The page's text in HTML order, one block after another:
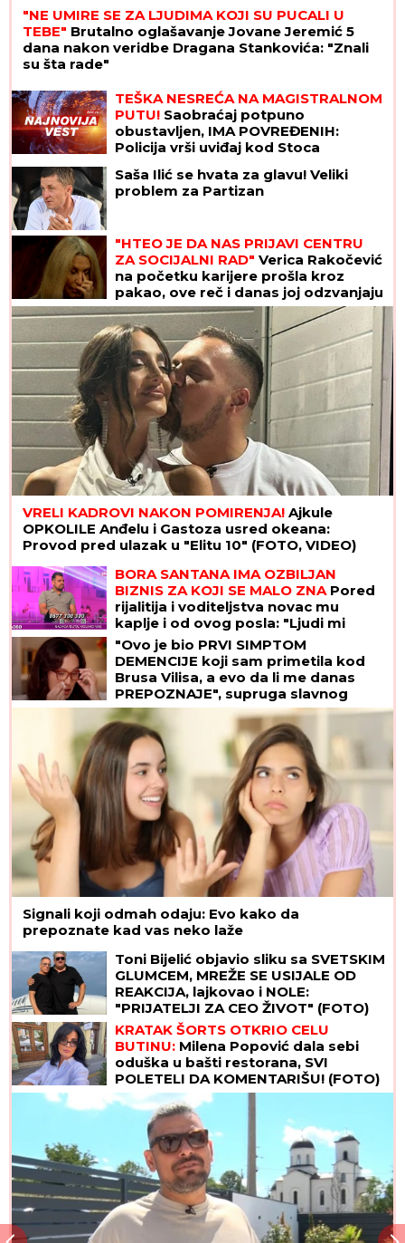
"NE UMIRE SE ZA LJUDIMA KOJI SU PUCALI U
TEBE" Brutalno oglašavanje Jovane Jeremić 5
dana nakon veridbe Dragana Stankovića: "Znali
su šta rade"
TEŠKA NESREĆA NA MAGISTRALNOM
PUTU! Saobraćaj potpuno
obustavljen, IMA POVREĐENIH:
Policija vrši uviđaj kod Stoca
Saša Ilić se hvata za glavu! Veliki
problem za Partizan
"HTEO JE DA NAS PRIJAVI CENTRU
ZA SOCIJALNI RAD" Verica Rakočević
na početku karijere prošla kroz
pakao, ove reč i danas joj odzvanjaju
u ušima: "Oduzeće vam decu"
VRELI KADROVI NAKON POMIRENJA! Ajkule
OPKOLILE Anđelu i Gastoza usred okeana:
Provod pred ulazak u "Elitu 10" (FOTO, VIDEO)
BORA SANTANA IMA OZBILJAN
BIZNIS ZA KOJI SE MALO ZNAPored
rijalitija i voditeljstva novac mu
kaplje i od ovog posla: "Ljudi mi
dolaze svakodnevno"
"Ovo je bio PRVI SIMPTOM
DEMENCIJE koji sam primetila kod
Brusa Vilisa, a evo da li me danas
PREPOZNAJE", supruga slavnog
glumca otkrila nove detalje - OSEĆAJ
KRIVICE je non stop prati
Signali koji odmah odaju: Evo kako da
prepoznate kad vas neko laže
Toni Bijelić objavio sliku sa SVETSKIM
GLUMCEM, MREŽE SE USIJALE OD
REAKCIJA, lajkovao i NOLE:
"PRIJATELJI ZA CEO ŽIVOT" (FOTO)
KRATAK ŠORTS OTKRIO CELU
BUTINU: Milena Popović dala sebi
oduška u bašti restorana, SVI
POLETELI DA KOMENTARIŠU! (FOTO)